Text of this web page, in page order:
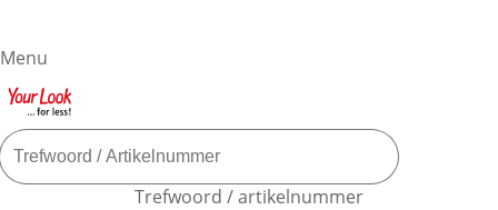
Menu
Trefwoord / artikelnummer